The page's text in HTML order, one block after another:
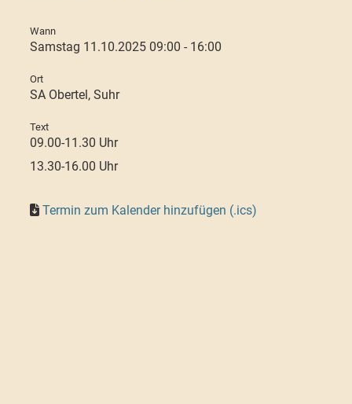
Wann
Samstag 11.10.2025 09:00 - 16:00
Ort
SA Obertel, Suhr
Text
09.00-11.30 Uhr
13.30-16.00 Uhr
Termin zum Kalender hinzufügen (.ics)